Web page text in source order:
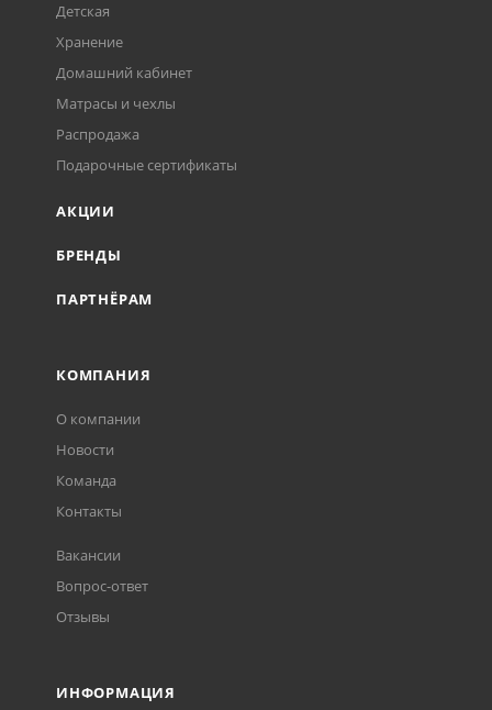
Детская
Хранение
Домашний кабинет
Матрасы и чехлы
Распродажа
Подарочные сертификаты
АКЦИИ
БРЕНДЫ
ПАРТНЁРАМ
КОМПАНИЯ
О компании
Новости
Команда
Контакты
Вакансии
Вопрос-ответ
Отзывы
ИНФОРМАЦИЯ